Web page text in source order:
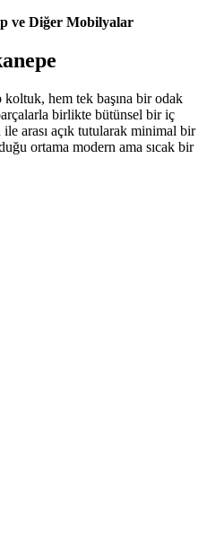
ve Diğer Mobilyalar
hem tek başına bir odak
birlikte bütünsel bir iç
arası açık tutularak minimal bir
ortama modern ama sıcak bir